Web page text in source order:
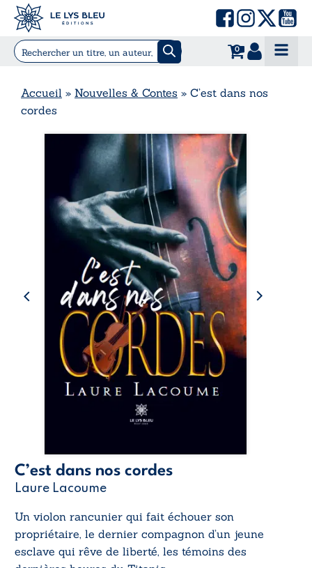
0
Accueil » Nouvelles & Contes » C’est dans nos
cordes
C’est dans nos cordes
Laure Lacoume
Un violon rancunier qui fait échouer son
propriétaire, le dernier compagnon d’un jeune
esclave qui rêve de liberté, les témoins des